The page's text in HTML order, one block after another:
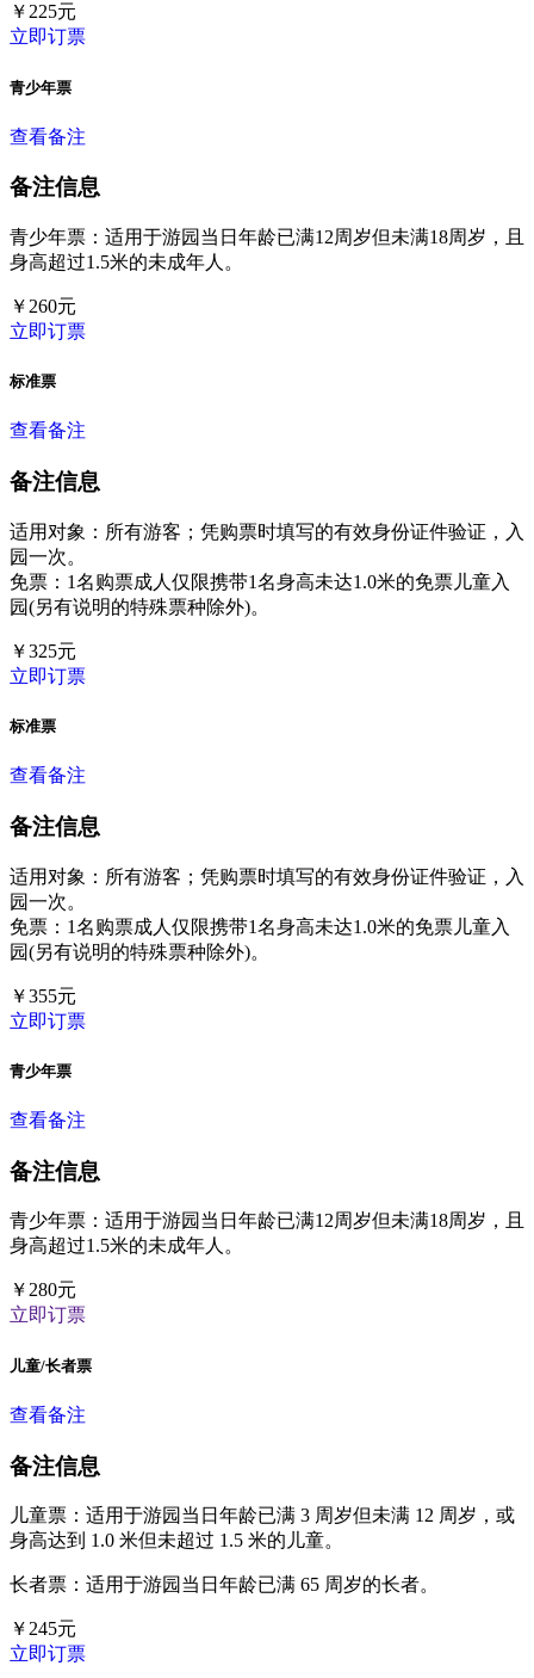
￥ 225元
立即订票
青少年票
查看备注
备注信息
青少年票：适用于游园当日年龄已满12周岁但未满18周岁，且
身高超过1.5米的未成年人。
￥ 260元
立即订票
标准票
查看备注
备注信息
适用对象：所有游客；凭购票时填写的有效身份证件验证，入
园一次。
免票：1名购票成人仅限携带1名身高未达1.0米的免票儿童入
园(另有说明的特殊票种除外)。
￥325元
立即订票
标准票
查看备注
备注信息
适用对象：所有游客；凭购票时填写的有效身份证件验证，入
园一次。
免票：1名购票成人仅限携带1名身高未达1.0米的免票儿童入
园(另有说明的特殊票种除外)。
￥355元
立即订票
青少年票
查看备注
备注信息
青少年票：适用于游园当日年龄已满12周岁但未满18周岁，且
身高超过1.5米的未成年人。
￥280元
立即订票
儿童/长者票
查看备注
备注信息
儿童票：适用于游园当日年龄已满 3 周岁但未满 12 周岁，或
身高达到 1.0 米但未超过 1.5 米的儿童。
长者票：适用于游园当日年龄已满 65 周岁的长者。
￥ 245元
立即订票